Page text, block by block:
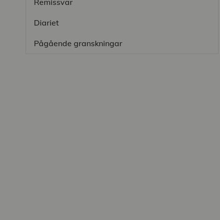
Diariet
Pågående granskningar